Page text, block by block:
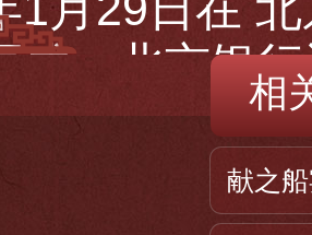
成，北京银
限公司"。北
一，北京银行
相
献之